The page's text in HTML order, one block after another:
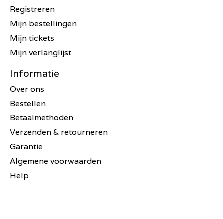
Registreren
Mijn bestellingen
Mijn tickets
Mijn verlanglijst
Informatie
Over ons
Bestellen
Betaalmethoden
Verzenden & retourneren
Garantie
Algemene voorwaarden
Help